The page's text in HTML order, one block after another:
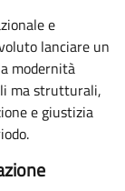
e
lanciare un
modernità
ma strutturali,
e giustizia